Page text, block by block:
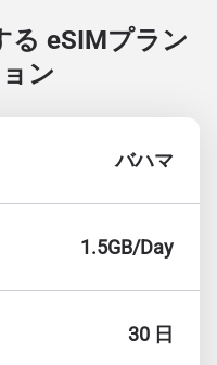
る eSIMプラン
ン
バハマ
1.5GB/Day
30 日